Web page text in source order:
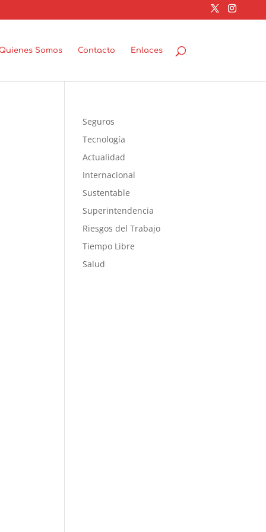
Somos Contacto Enlaces
Seguros
Tecnología
Actualidad
Internacional
Sustentable
Superintendencia
Riesgos del Trabajo
Tiempo Libre
Salud